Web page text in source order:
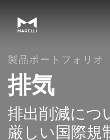
製品ポートフォリオ
排気
排出削減につ
厳しい国際規